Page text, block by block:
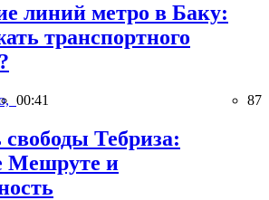
линий метро в Баку:
транспортного
00:41 87
Тебриза:
Мешруте и